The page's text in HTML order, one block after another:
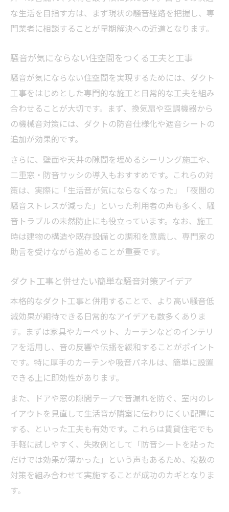
な生活を目指す方は、まず現状の騒音経路を把握し、専
門業者に相談することが早期解決への近道となります。
騒音が気にならない住空間をつくる工夫と工事
騒音が気にならない住空間を実現するためには、ダクト
工事をはじめとした専門的な施工と日常的な工夫を組み
合わせることが大切です。まず、換気扇や空調機器から
の機械音対策には、ダクトの防音仕様化や遮音シートの
追加が効果的です。
さらに、壁面や天井の隙間を埋めるシーリング施工や、
二重窓・防音サッシの導入もおすすめです。これらの対
策は、実際に「生活音が気にならなくなった」「夜間の
騒音ストレスが減った」といった利用者の声も多く、騒
音トラブルの未然防止にも役立っています。なお、施工
時は建物の構造や既存設備との調和を意識し、専門家の
助言を受けながら進めることが重要です。
ダクト工事と併せたい簡単な騒音対策アイデア
本格的なダクト工事と併用することで、より高い騒音低
減効果が期待できる日常的なアイデアも数多くありま
す。まずは家具やカーペット、カーテンなどのインテリ
アを活用し、音の反響や伝播を緩和することがポイント
です。特に厚手のカーテンや吸音パネルは、簡単に設置
できる上に即効性があります。
また、ドアや窓の隙間テープで音漏れを防ぐ、室内のレ
イアウトを見直して生活音が隣室に伝わりにくい配置に
する、といった工夫も有効です。これらは賃貸住宅でも
手軽に試しやすく、失敗例として「防音シートを貼った
だけでは効果が薄かった」という声もあるため、複数の
対策を組み合わせて実施することが成功のカギとなりま
す。